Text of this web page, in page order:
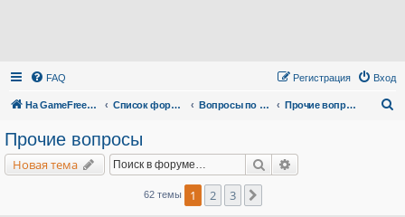
FAQ Вход
Регистрация
На GameFreedom.ru Список форумов Вопросы по сервису Прочие вопросы
Прочие вопросы
Новая тема Поиск
62 темы 1 2 3